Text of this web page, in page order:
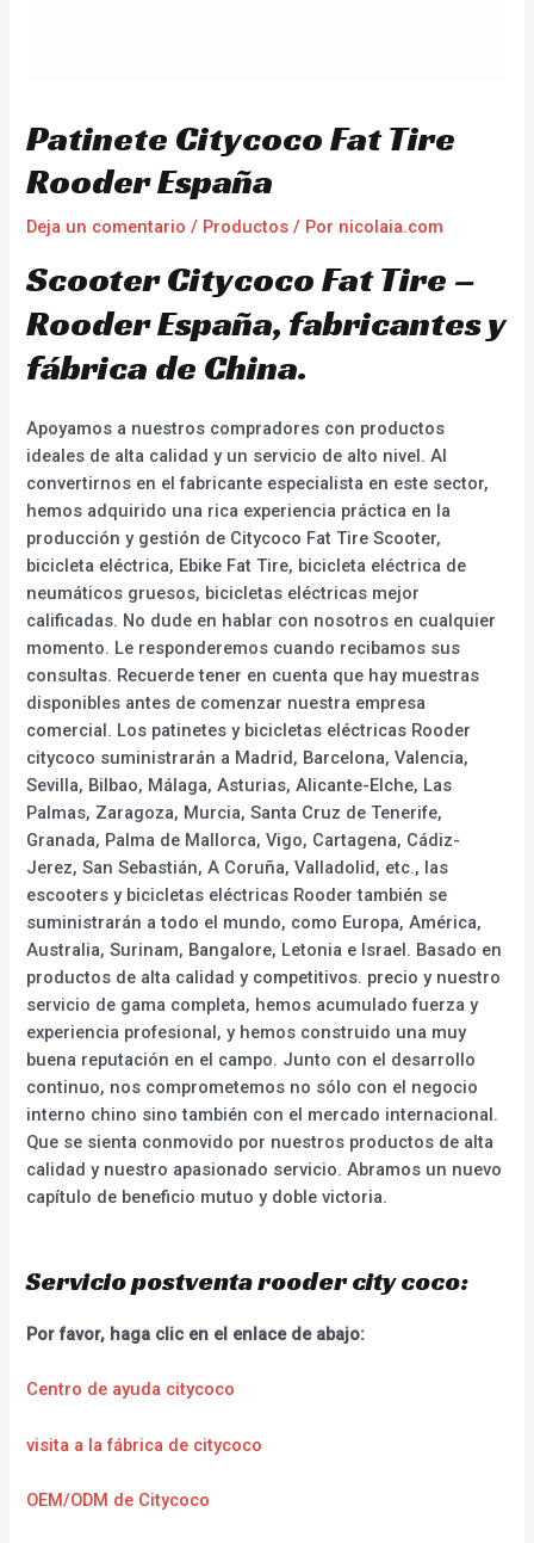
Patinete Citycoco Fat Tire
Rooder España
Deja un comentario / Productos / Por nicolaia.com
Scooter Citycoco Fat Tire –
Rooder España, fabricantes y
fábrica de China.
Apoyamos a nuestros compradores con productos
ideales de alta calidad y un servicio de alto nivel. Al
convertirnos en el fabricante especialista en este sector,
hemos adquirido una rica experiencia práctica en la
producción y gestión de Citycoco Fat Tire Scooter,
bicicleta eléctrica, Ebike Fat Tire, bicicleta eléctrica de
neumáticos gruesos, bicicletas eléctricas mejor
calificadas. No dude en hablar con nosotros en cualquier
momento. Le responderemos cuando recibamos sus
consultas. Recuerde tener en cuenta que hay muestras
disponibles antes de comenzar nuestra empresa
comercial. Los patinetes y bicicletas eléctricas Rooder
citycoco suministrarán a Madrid, Barcelona, Valencia,
Sevilla, Bilbao, Málaga, Asturias, Alicante-Elche, Las
Palmas, Zaragoza, Murcia, Santa Cruz de Tenerife,
Granada, Palma de Mallorca, Vigo, Cartagena, Cádiz-
Jerez, San Sebastián, A Coruña, Valladolid, etc., las
escooters y bicicletas eléctricas Rooder también se
suministrarán a todo el mundo, como Europa, América,
Australia, Surinam, Bangalore, Letonia e Israel. Basado en
productos de alta calidad y competitivos. precio y nuestro
servicio de gama completa, hemos acumulado fuerza y
experiencia profesional, y hemos construido una muy
buena reputación en el campo. Junto con el desarrollo
continuo, nos comprometemos no sólo con el negocio
interno chino sino también con el mercado internacional.
Que se sienta conmovido por nuestros productos de alta
calidad y nuestro apasionado servicio. Abramos un nuevo
capítulo de beneficio mutuo y doble victoria.
Servicio postventa rooder city coco:
Por favor, haga clic en el enlace de abajo:
Centro de ayuda citycoco
visita a la fábrica de citycoco
OEM/ODM de Citycoco